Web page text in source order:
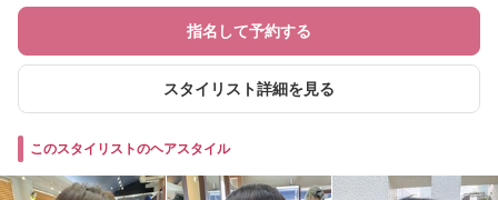
指名して予約する
スタイリスト詳細を見る
このスタイリストのヘアスタイル